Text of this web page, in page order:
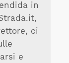
in
ci
e